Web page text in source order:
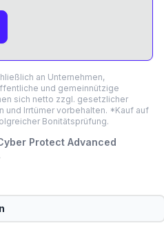
an Unternehmen,
und gemeinnützige
sich netto zzgl. gesetzlicher
und Irrtümer vorbehalten. *Kauf auf
Bonitätsprüfung.
Protect Advanced